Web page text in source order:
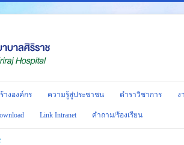
างองค์กร ความรู้สู่ประชาชน ตำราวิชาการ ง
Link Intranet คำถาม/ร้องเรียน